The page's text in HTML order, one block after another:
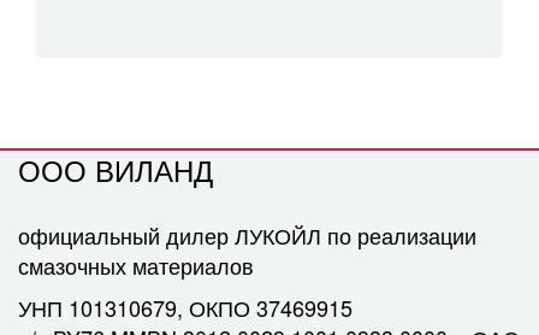
ОOО ВИЛАНД
официальный дилер ЛУКОЙЛ по реализации
смазочных материалов
УНП 101310679, ОКПО 37469915